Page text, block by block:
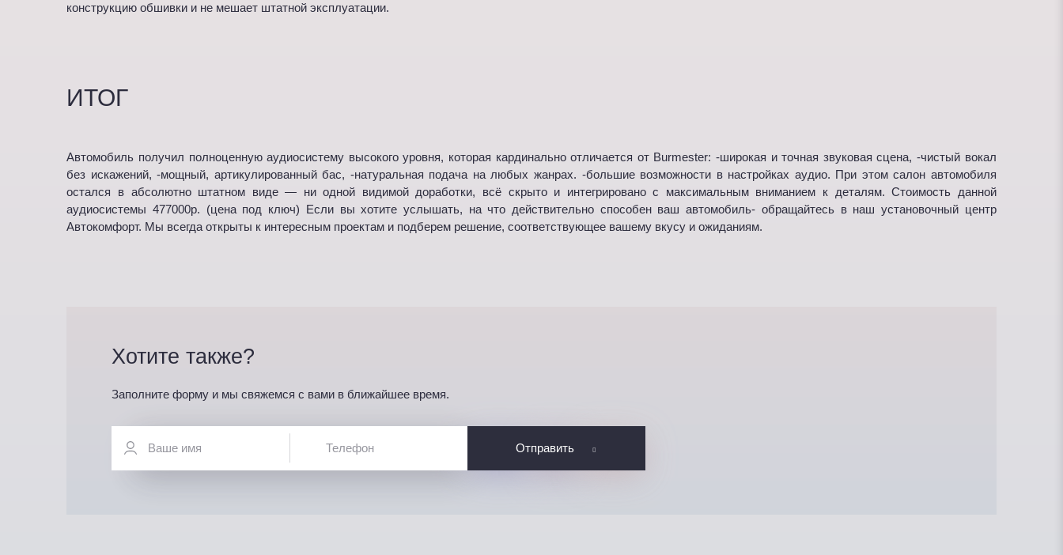
конструкцию обшивки и не мешает штатной эксплуатации.
ИТОГ
Автомобиль получил полноценную аудиосистему высокого уровня, которая кардинально отличается от Burmester: -широкая и точная звуковая сцена, -чистый вокал
без искажений, -мощный, артикулированный бас, -натуральная подача на любых жанрах. -большие возможности в настройках аудио. При этом салон автомобиля
остался в абсолютно штатном виде — ни одной видимой доработки, всё скрыто и интегрировано с максимальным вниманием к деталям. Стоимость данной
аудиосистемы 477000р. (цена под ключ) Если вы хотите услышать, на что действительно способен ваш автомобиль- обращайтесь в наш установочный центр
Автокомфорт. Мы всегда открыты к интересным проектам и подберем решение, соответствующее вашему вкусу и ожиданиям.
Хотите также?
Заполните форму и мы свяжемся с вами в ближайшее время.
Отправить